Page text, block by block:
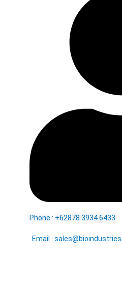
Phone : +62878 3934 6433
Email :